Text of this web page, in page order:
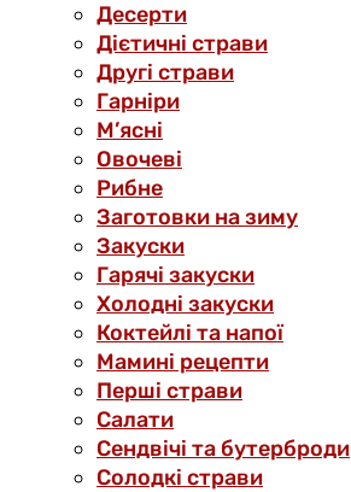
Десерти
Дієтичні страви
Другі страви
Гарніри
М’ясні
Овочеві
Рибне
Заготовки на зиму
Закуски
Гарячі закуски
Холодні закуски
Коктейлі та напої
Мамині рецепти
Перші страви
Салати
Сендвічі та бутерброди
Солодкі страви